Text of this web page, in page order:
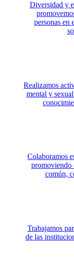
Diversidad y
personas en
Realizamos
mental y
Colaboramos
promoviendo
común,
Trabajamos
de las